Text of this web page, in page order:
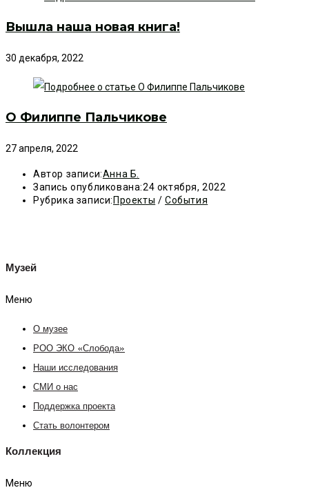
Вышла наша новая книга!
30 декабря, 2022
О Филиппе Пальчикове
27 апреля, 2022
Автор записи:Анна Б.
Запись опубликована:24 октября, 2022
Рубрика записи: Проекты / События
Музей
Меню
О музее
РОО ЭКО «Слобода»
Наши исследования
СМИ о нас
Поддержка проекта
Стать волонтером
Коллекция
Меню